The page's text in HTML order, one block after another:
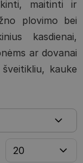
maitinti ir
plovimo bei
kasdienai,
ar dovanai
kauke